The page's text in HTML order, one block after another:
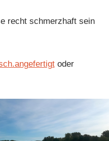
recht schmerzhaft sein
oder